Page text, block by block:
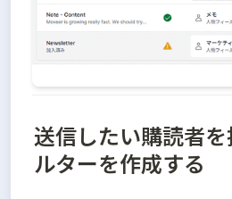
送信したい購読者
ルターを作成する